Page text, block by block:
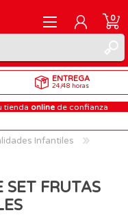
REGISTRARME
INICIAR SESIÓN
0
ENTREGA
24/48 horas
tienda online de confianza
Infantiles
SET FRUTAS